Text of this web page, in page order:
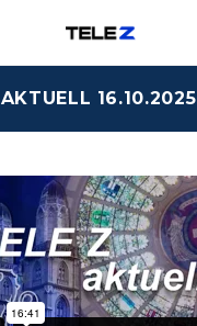
AKTUELL 16.10.2025